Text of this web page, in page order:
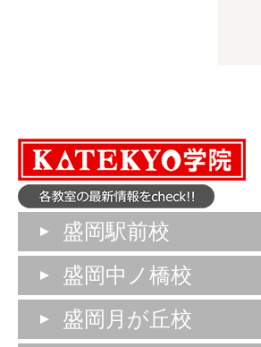
盛岡駅前校
盛岡中ノ橋校
盛岡月が丘校